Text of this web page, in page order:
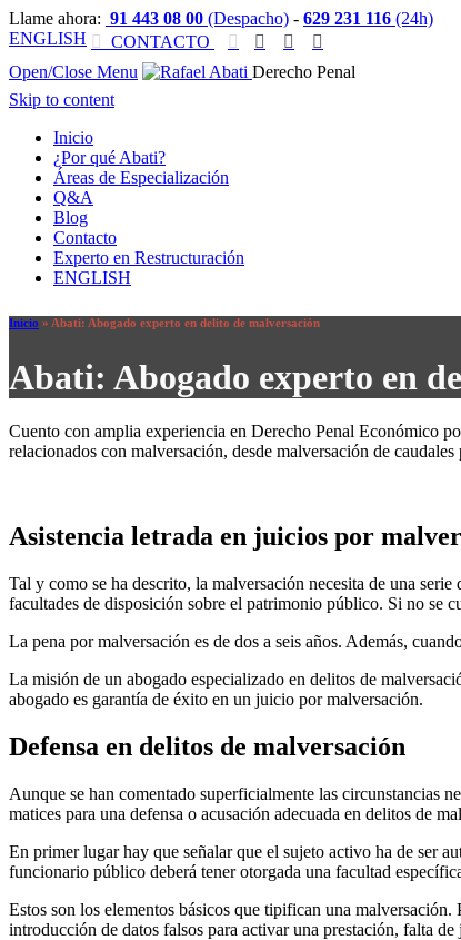
Llame ahora: 91 443 08 00 (Despacho) - 629 231 116 (24h)
ENGLISH  CONTACTO   

Open/Close Menu
Derecho Penal
Skip to content
Inicio
¿Por qué Abati?
Áreas de Especialización
Q&A
Blog
Contacto
Experto en Restructuración
ENGLISH
Inicio » Abati: Abogado experto en delito de malversación
Abati: Abogado experto en
Cuento con amplia experiencia en Derecho Penal Económico
relacionados con malversación, desde malversación de
Asistencia letrada en juicios por
Tal y como se ha descrito, la malversación necesita de una
facultades de disposición sobre el patrimonio público. Si no se
La pena por malversación es de dos a seis años. Además,
La misión de un abogado especializado en delitos de
abogado es garantía de éxito en un juicio por malversación.
Defensa en delitos de malversación
Aunque se han comentado superficialmente las circunstancias
matices para una defensa o acusación adecuada en delitos de
En primer lugar hay que señalar que el sujeto activo ha de ser
funcionario público deberá tener otorgada una facultad
Estos son los elementos básicos que tipifican una
introducción de datos falsos para activar una prestación, falta